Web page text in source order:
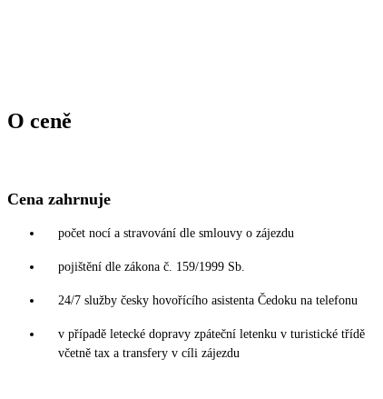
O ceně
Cena zahrnuje
počet nocí a stravování dle smlouvy o zájezdu
pojištění dle zákona č. 159/1999 Sb.
24/7 služby česky hovořícího asistenta Čedoku na telefonu
v případě letecké dopravy zpáteční letenku v turistické třídě
včetně tax a transfery v cíli zájezdu